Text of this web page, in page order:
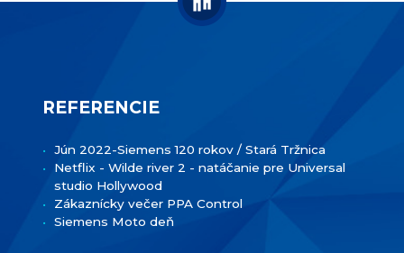
REFERENCIE
Jún 2022-Siemens 120 rokov / Stará Tržnica
Netflix - Wilde river 2 - natáčanie pre Universal
studio Hollywood
Zákaznícky večer PPA Control
Siemens Moto deň